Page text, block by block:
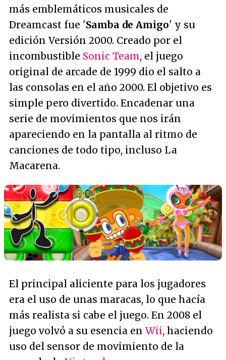
más emblemáticos musicales de
Dreamcast fue 'Samba de Amigo' y su
edición Versión 2000. Creado por el
incombustible Sonic Team, el juego
original de arcade de 1999 dio el salto a
las consolas en el año 2000. El objetivo es
simple pero divertido. Encadenar una
serie de movimientos que nos irán
apareciendo en la pantalla al ritmo de
canciones de todo tipo, incluso La
Macarena.
El principal aliciente para los jugadores
era el uso de unas maracas, lo que hacía
más realista si cabe el juego. En 2008 el
juego volvó a su esencia en Wii, haciendo
uso del sensor de movimiento de la